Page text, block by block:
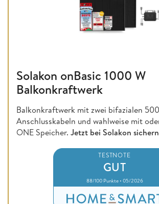
Solakon onBasic 1000 W
Balkonkraftwerk
Balkonkraftwerk mit zwei bifazialen
Anschlusskabeln und wahlweise mit
ONE Speicher. Jetzt bei Solakon
TESTNOTE
GUT
88/100 Punkte • 05/2026